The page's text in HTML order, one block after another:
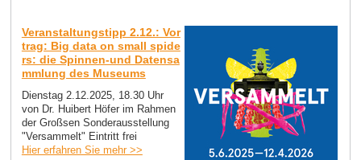
Veranstaltungstipp 2.12.: Vor
trag: Big data on small spide
rs: die Spinnen-und Datensa
mmlung des Museums
Dienstag 2.12.2025, 18.30 Uhr
von Dr. Huibert Höfer im Rahmen
der Großsen Sonderausstellung
"Versammelt" Eintritt frei
Hier erfahren Sie mehr >>